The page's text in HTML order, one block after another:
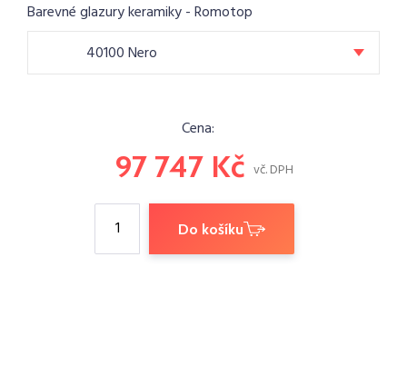
Barevné glazury keramiky - Romotop
40100 Nero
Cena:
97 747 Kč vč. DPH
Do košíku